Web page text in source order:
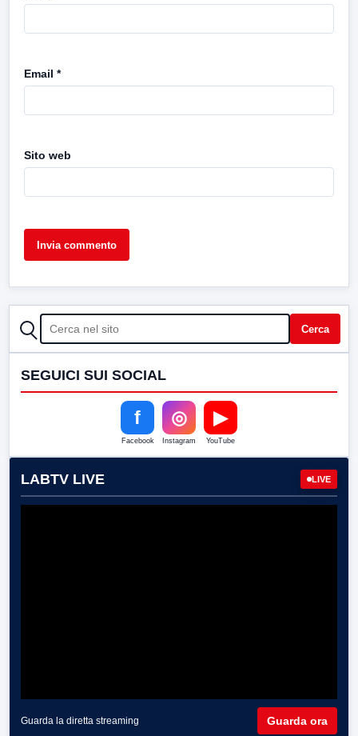
Email *
Sito web
CERCA Cerca
SEGUICI SUI SOCIAL
f
Facebook
◎
Instagram
▶
YouTube
LABTV LIVE LIVE
Guarda la diretta streaming Guarda ora